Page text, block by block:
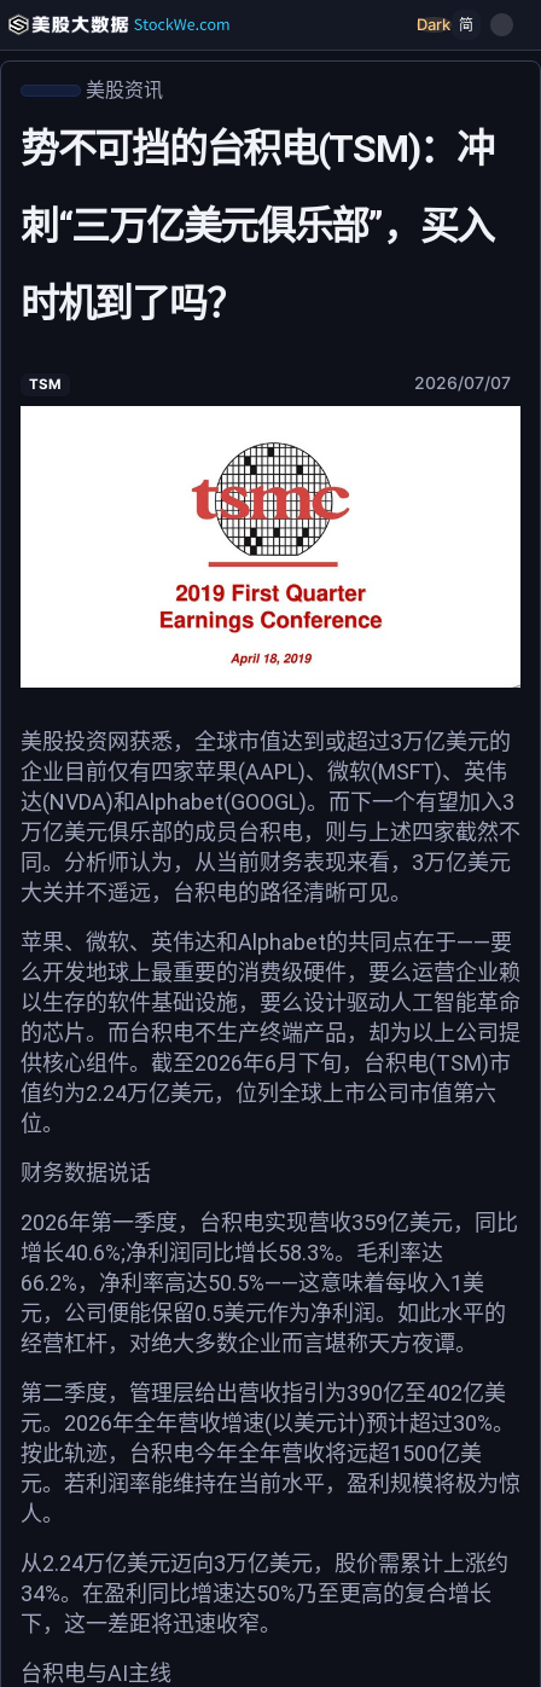
Dark 简
美股资讯
势不可挡的台积电(TSM)：冲
刺“三万亿美元俱乐部”，买入
时机到了吗？
TSM 2026/07/07
美股投资网获悉，全球市值达到或超过3万亿美元的
企业目前仅有四家苹果(AAPL)、微软(MSFT)、英伟
达(NVDA)和Alphabet(GOOGL)。而下一个有望加入3
万亿美元俱乐部的成员台积电，则与上述四家截然不
同。分析师认为，从当前财务表现来看，3万亿美元
大关并不遥远，台积电的路径清晰可见。
苹果、微软、英伟达和Alphabet的共同点在于——要
么开发地球上最重要的消费级硬件，要么运营企业赖
以生存的软件基础设施，要么设计驱动人工智能革命
的芯片。而台积电不生产终端产品，却为以上公司提
供核心组件。截至2026年6月下旬，台积电(TSM)市
值约为2.24万亿美元，位列全球上市公司市值第六
位。
财务数据说话
2026年第一季度，台积电实现营收359亿美元，同比
增长40.6%;净利润同比增长58.3%。毛利率达
66.2%，净利率高达50.5%——这意味着每收入1美
元，公司便能保留0.5美元作为净利润。如此水平的
经营杠杆，对绝大多数企业而言堪称天方夜谭。
第二季度，管理层给出营收指引为390亿至402亿美
元。2026年全年营收增速(以美元计)预计超过30%。
按此轨迹，台积电今年全年营收将远超1500亿美
元。若利润率能维持在当前水平，盈利规模将极为惊
人。
从2.24万亿美元迈向3万亿美元，股价需累计上涨约
34%。在盈利同比增速达50%乃至更高的复合增长
下，这一差距将迅速收窄。
台积电与AI主线